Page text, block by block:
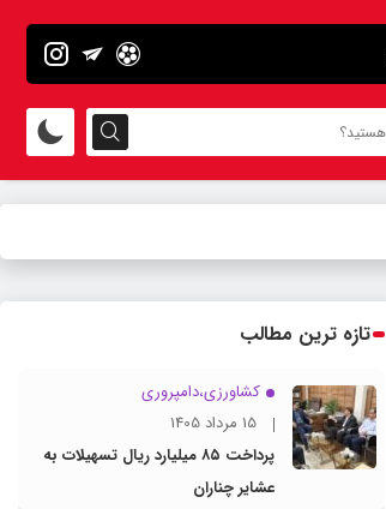
تازه ترین مطالب
کشاورزی،دامپروری
15 مرداد 1405
پرداخت ۸۵ میلیارد ریال تسهیلات به
عشایر چناران